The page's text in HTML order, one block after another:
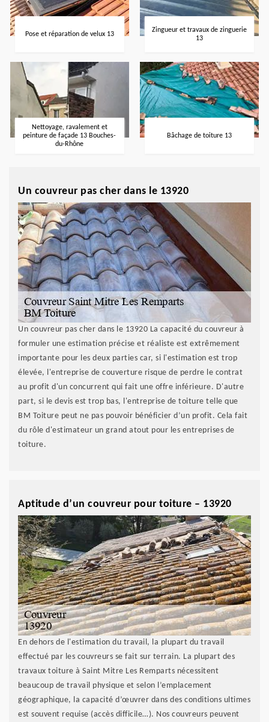
Pose et réparation de velux 13
Zingueur et travaux de zinguerie
13
Nettoyage, ravalement et
peinture de façade 13 Bouches-
du-Rhône
Bâchage de toiture 13
Un couvreur pas cher dans le 13920
Un couvreur pas cher dans le 13920 La capacité du couvreur à
formuler une estimation précise et réaliste est extrêmement
importante pour les deux parties car, si l'estimation est trop
élevée, l'entreprise de couverture risque de perdre le contrat
au profit d'un concurrent qui fait une offre inférieure. D'autre
part, si le devis est trop bas, l'entreprise de toiture telle que
BM Toiture peut ne pas pouvoir bénéficier d’un profit. Cela fait
du rôle d'estimateur un grand atout pour les entreprises de
toiture.
Aptitude d’un couvreur pour toiture – 13920
En dehors de l'estimation du travail, la plupart du travail
effectué par les couvreurs se fait sur terrain. La plupart des
travaux toiture à Saint Mitre Les Remparts nécessitent
beaucoup de travail physique et selon l’emplacement
géographique, la capacité d’œuvrer dans des conditions ultimes
est souvent requise (accès difficile…). Nos couvreurs peuvent